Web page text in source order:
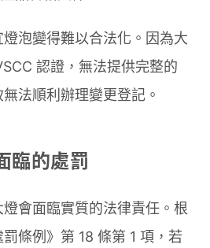
泡變得難以合法化。因為大
認證，無法提供完整的
法順利辦理變更登記。
臨的處罰
會面臨實質的法律責任。根
條例》第 18 條第 1 項，若